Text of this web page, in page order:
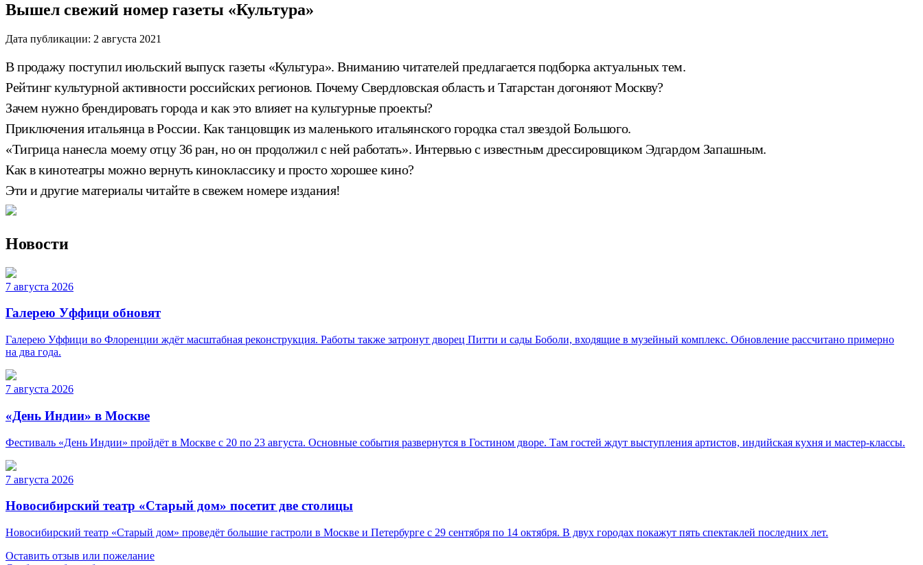
Вышел свежий номер газеты «Культура»
Дата публикации: 2 августа 2021
В продажу поступил июльский выпуск газеты «Культура». Вниманию читателей предлагается подборка актуальных тем.
Рейтинг культурной активности российских регионов. Почему Свердловская область и Татарстан догоняют Москву?
Зачем нужно брендировать города и как это влияет на культурные проекты?
Приключения итальянца в России. Как танцовщик из маленького итальянского городка стал звездой Большого.
«Тигрица нанесла моему отцу 36 ран, но он продолжил с ней работать». Интервью с известным дрессировщиком Эдгардом Запашным.
Как в кинотеатры можно вернуть киноклассику и просто хорошее кино?
Эти и другие материалы читайте в свежем номере издания!
Новости
7 августа 2026
Галерею Уффици обновят
Галерею Уффици во Флоренции ждёт масштабная реконструкция. Работы также затронут дворец Питти и сады Боболи, входящие в музейный комплекс. Обновление рассчитано примерно
на два года.
7 августа 2026
«День Индии» в Москве
Фестиваль «День Индии» пройдёт в Москве с 20 по 23 августа. Основные события развернутся в Гостином дворе. Там гостей ждут выступления артистов, индийская кухня и мастер-классы.
7 августа 2026
Новосибирский театр «Старый дом» посетит две столицы
Новосибирский театр «Старый дом» проведёт большие гастроли в Москве и Петербурге с 29 сентября по 14 октября. В двух городах покажут пять спектаклей последних лет.
Оставить отзыв или пожелание